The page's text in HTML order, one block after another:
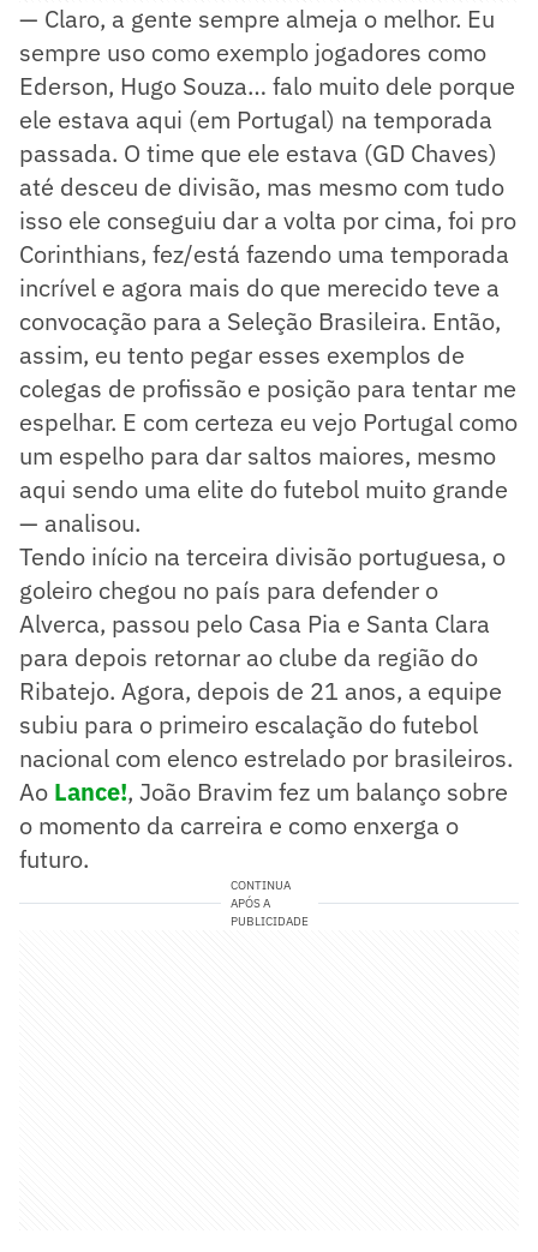
— Claro, a gente sempre almeja o melhor. Eu
sempre uso como exemplo jogadores como
Ederson, Hugo Souza… falo muito dele porque
ele estava aqui (em Portugal) na temporada
passada. O time que ele estava (GD Chaves)
até desceu de divisão, mas mesmo com tudo
isso ele conseguiu dar a volta por cima, foi pro
Corinthians, fez/está fazendo uma temporada
incrível e agora mais do que merecido teve a
convocação para a Seleção Brasileira. Então,
assim, eu tento pegar esses exemplos de
colegas de profissão e posição para tentar me
espelhar. E com certeza eu vejo Portugal como
um espelho para dar saltos maiores, mesmo
aqui sendo uma elite do futebol muito grande
— analisou.
Tendo início na terceira divisão portuguesa, o
goleiro chegou no país para defender o
Alverca, passou pelo Casa Pia e Santa Clara
para depois retornar ao clube da região do
Ribatejo. Agora, depois de 21 anos, a equipe
subiu para o primeiro escalação do futebol
nacional com elenco estrelado por brasileiros.
Ao Lance!, João Bravim fez um balanço sobre
o momento da carreira e como enxerga o
futuro.
CONTINUA
APÓS A
PUBLICIDADE